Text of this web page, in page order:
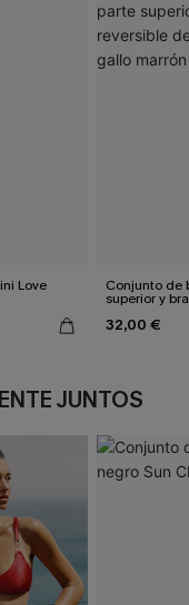
Love Conjunto de
superior y
reversible
marrón
32,00 €
JUNTOS